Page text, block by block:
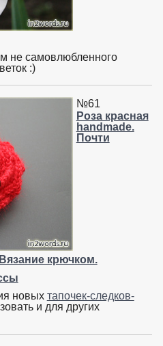
не самовлюбленного
:)
№61
Роза красная
handmade.
Почти
крючком.
новых тапочек-следков-
и для других